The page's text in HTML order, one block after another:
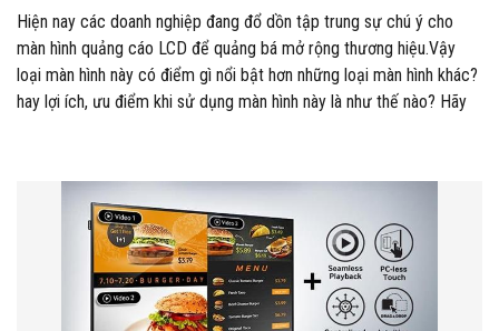
Hiện nay các doanh nghiệp đang đổ dồn tập trung sự chú ý cho
màn hình quảng cáo LCD để quảng bá mở rộng thương hiệu.Vậy
loại màn hình này có điểm gì nổi bật hơn những loại màn hình khác?
hay lợi ích, ưu điểm khi sử dụng màn hình này là như thế nào? Hãy